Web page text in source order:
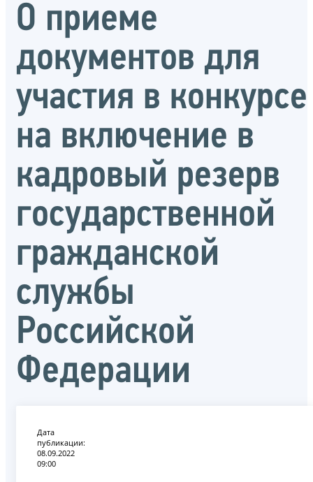
О приеме
документов для
участия в конкурсе
на включение в
кадровый резерв
государственной
гражданской
службы
Российской
Федерации
Дата
публикации:
08.09.2022
09:00